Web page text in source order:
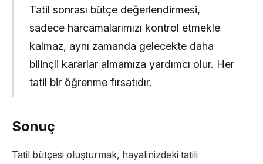
Tatil sonrası bütçe değerlendirmesi,
sadece harcamalarımızı kontrol etmekle
kalmaz, aynı zamanda gelecekte daha
bilinçli kararlar almamıza yardımcı olur. Her
tatil bir öğrenme fırsatıdır.
Sonuç
Tatil bütçesi oluşturmak, hayalinizdeki tatili